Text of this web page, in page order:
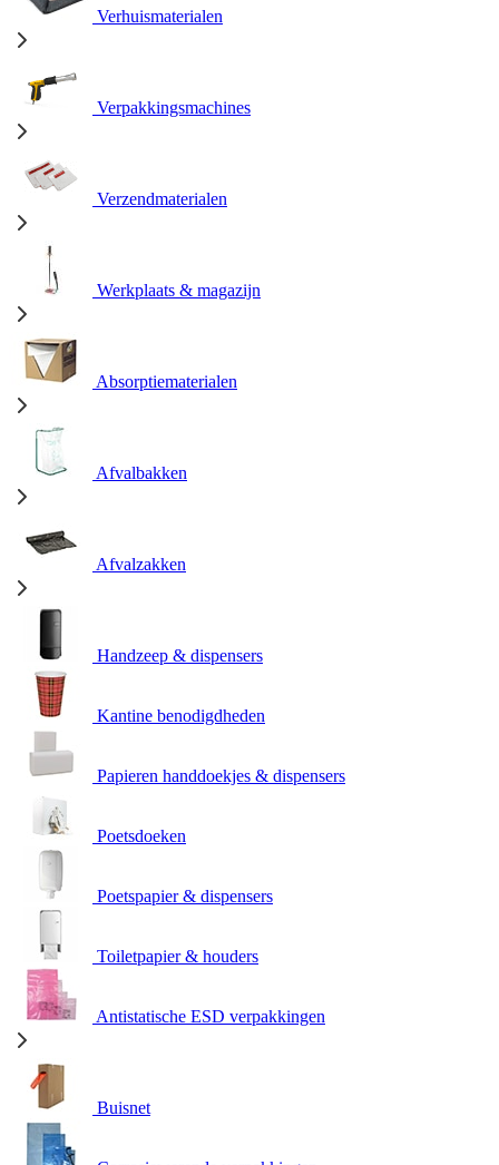
Verhuismaterialen
Verpakkingsmachines
Verzendmaterialen
Werkplaats & magazijn
Absorptiematerialen
Afvalbakken
Afvalzakken
Handzeep & dispensers
Kantine benodigdheden
Papieren handdoekjes & dispensers
Poetsdoeken
Poetspapier & dispensers
Toiletpapier & houders
Antistatische ESD verpakkingen
Buisnet